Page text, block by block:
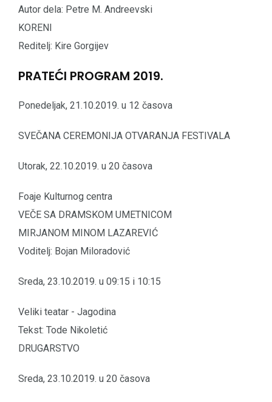
Autor dela: Petre M. Andreevski
KORENI
Reditelj: Kire Gorgijev
PRATEĆI PROGRAM 2019.
Ponedeljak, 21.10.2019. u 12 časova
SVEČANA CEREMONIJA OTVARANJA FESTIVALA
Utorak, 22.10.2019. u 20 časova
Foaje Kulturnog centra
VEČE SA DRAMSKOM UMETNICOM
MIRJANOM MINOM LAZAREVIĆ
Voditelj: Bojan Miloradović
Sreda, 23.10.2019. u 09:15 i 10:15
Veliki teatar - Jagodina
Tekst: Tode Nikoletić
DRUGARSTVO
Sreda, 23.10.2019. u 20 časova